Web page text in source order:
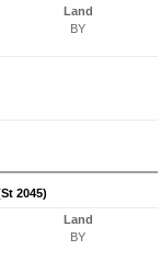
Land
BY
2045)
Land
BY